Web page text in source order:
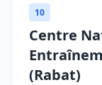
10
Centre
(Rabat)